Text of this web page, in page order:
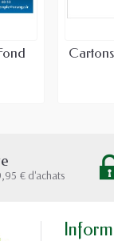
€ d'achats